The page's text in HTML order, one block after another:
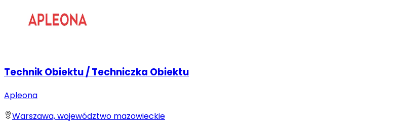
Technik Obiektu / Techniczka Obiektu
Apleona
Warszawa, województwo mazowieckie